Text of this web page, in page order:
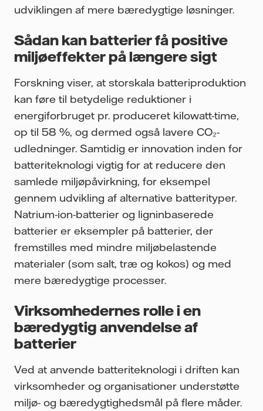
udviklingen af mere bæredygtige løsninger.
Sådan kan batterier få positive
miljøeffekter på længere sigt
Forskning viser, at storskala batteriproduktion
kan føre til betydelige reduktioner i
energiforbruget pr. produceret kilowatt-time,
op til 58 %, og dermed også lavere CO₂-
udledninger. Samtidig er innovation inden for
batteriteknologi vigtig for at reducere den
samlede miljøpåvirkning, for eksempel
gennem udvikling af alternative batterityper.
Natrium-ion-batterier og ligninbaserede
batterier er eksempler på batterier, der
fremstilles med mindre miljøbelastende
materialer (som salt, træ og kokos) og med
mere bæredygtige processer.
Virksomhedernes rolle i en
bæredygtig anvendelse af
batterier
Ved at anvende batteriteknologi i driften kan
virksomheder og organisationer understøtte
miljø- og bæredygtighedsmål på flere måder.